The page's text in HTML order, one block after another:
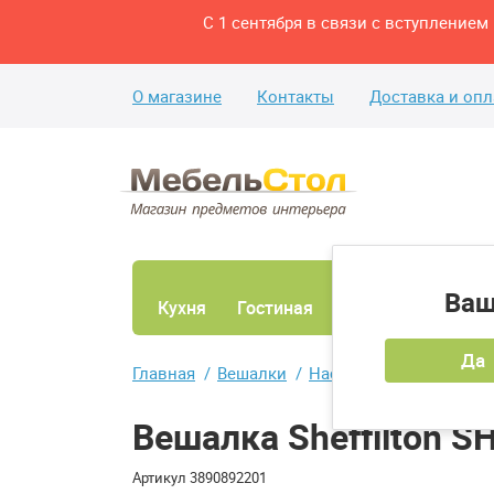
С 1 сентября в связи с
О магазине Контакты Доставка и
Да
Кухня Гостиная
Главная Вешалки Настенные вешалки
Вешалка Sheffilton
Артикул 3890892201